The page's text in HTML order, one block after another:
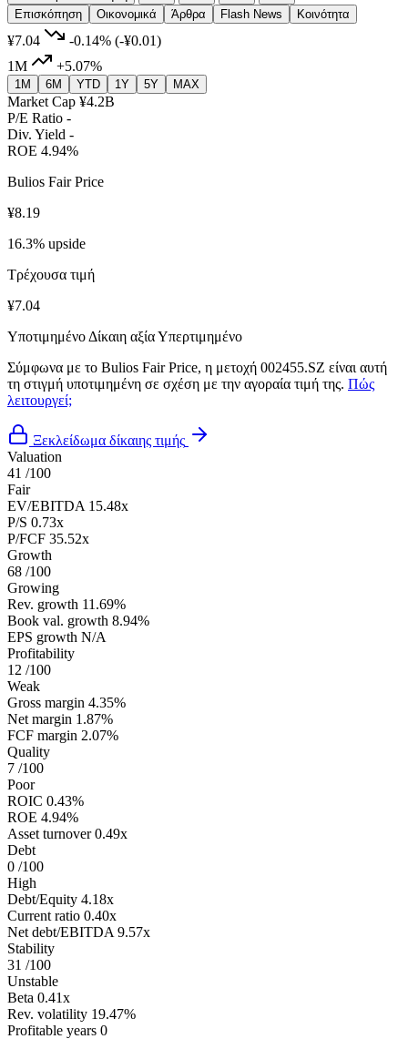
Επισκόπηση
Οικονομικά Άρθρα Flash News Κοινότητα
¥7.04 -0.14% (-¥0.01)
1M
+5.07%
1M 6M YTD 1Y 5Y MAX
Market Cap ¥4.2B
P/E Ratio -
Div. Yield -
ROE 4.94%
Bulios Fair Price
¥8.19
16.3% upside
Τρέχουσα τιμή
¥7.04
Υποτιμημένο Δίκαιη αξίαΥπερτιμημένο
Σύμφωνα με το Bulios Fair Price, η μετοχή 002455.SZ είναι αυτή
τη στιγμή υποτιμημένη σε σχέση με την αγοραία τιμή της. Πώς
λειτουργεί;
Ξεκλείδωμα δίκαιης τιμής
Valuation
41 /100
Fair
EV/EBITDA 15.48x
P/S 0.73x
P/FCF 35.52x
Growth
68 /100
Growing
Rev. growth 11.69%
Book val. growth 8.94%
EPS growth N/A
Profitability
12 /100
Weak
Gross margin 4.35%
Net margin 1.87%
FCF margin 2.07%
Quality
7 /100
Poor
ROIC 0.43%
ROE 4.94%
Asset turnover 0.49x
Debt
0 /100
High
Debt/Equity 4.18x
Current ratio 0.40x
Net debt/EBITDA 9.57x
Stability
31 /100
Unstable
Beta 0.41x
Rev. volatility 19.47%
Profitable years 0